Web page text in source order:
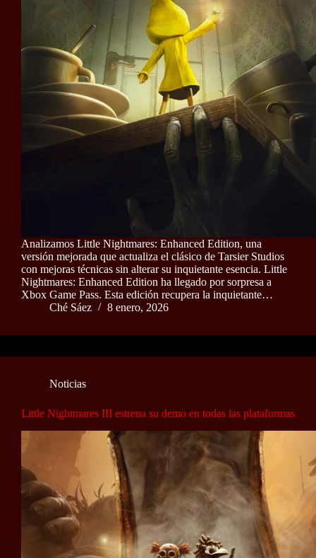
Analizamos Little Nightmares: Enhanced Edition, una
versión mejorada que actualiza el clásico de Tarsier Studios
con mejoras técnicas sin alterar su inquietante esencia. Little
Nightmares: Enhanced Edition ha llegado por sorpresa a
Xbox Game Pass. Esta edición recupera la inquietante…
Ché Sáez
8 enero, 2026
Noticias
Little Nightmares III estrena su demo en todas las plataformas